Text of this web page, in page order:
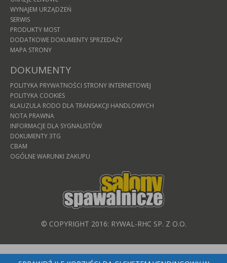
WYNAJEM URZĄDZEŃ
SERWIS
PRODUKTY MOST
DODATKOWE DOKUMENTY SPRZEDAŻY
MAPA STRONY
DOKUMENTY
POLITYKA PRYWATNOŚCI STRONY INTERNETOWEJ
POLITYKA COOKIES
KLAUZULA RODO DLA TRANSAKCJI HANDLOWYCH
NOTA PRAWNA
INFORMACJE DLA SYGNALISTÓW
DOKUMENTY 3TG
CBAM
OGÓLNE WARUNKI ZAKUPU
© COPYRIGHT 2016: RYWAL-RHC SP. Z O.O.